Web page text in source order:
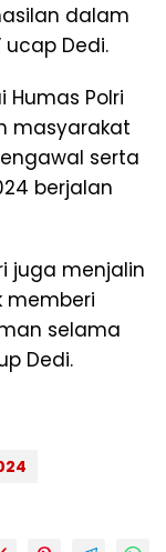
dalam
Dedi.
Humas Polri
masyarakat
serta
berjalan
juga menjalin
memberi
selama
Dedi.